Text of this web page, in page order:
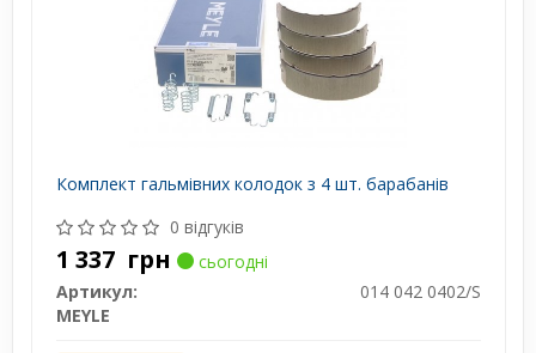
Комплект гальмівних колодок з 4 шт. барабанів
0 відгуків
1 337 грн
сьогодні
Артикул:
014 042 0402/S
MEYLE